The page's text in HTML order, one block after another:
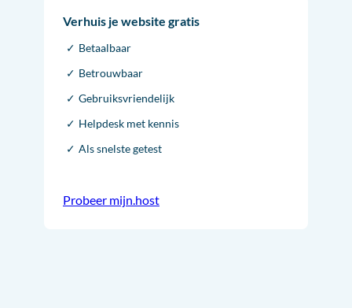
Verhuis je website gratis
Betaalbaar
Betrouwbaar
Gebruiksvriendelijk
Helpdesk met kennis
Als snelste getest
Probeer mijn.host